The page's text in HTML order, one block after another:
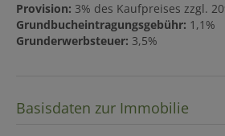
Provision: 3% des Kaufpreises zzgl.
Grundbucheintragungsgebühr: 1,1%
Grunderwerbsteuer: 3,5%
Basisdaten zur Immobilie